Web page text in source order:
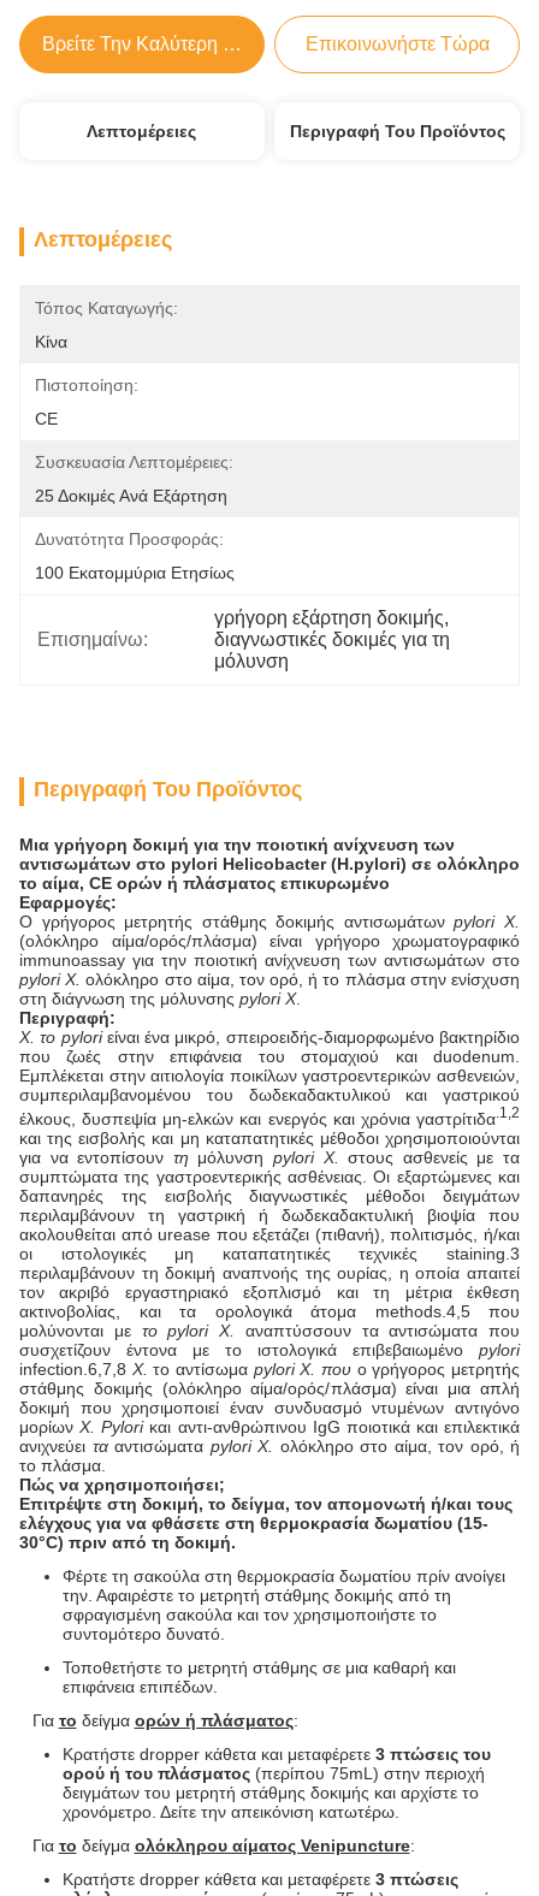
Βρείτε Την Καλύτερη Τιμή Επικοινωνήστε Τώρα
Λεπτομέρειες Περιγραφή Του Προϊόντος
Λεπτομέρειες
Τόπος Καταγωγής:
Κίνα
Πιστοποίηση:
CE
Συσκευασία Λεπτομέρειες:
25 Δοκιμές Ανά Εξάρτηση
Δυνατότητα Προσφοράς:
100 Εκατομμύρια Ετησίως
Επισημαίνω:
γρήγορη εξάρτηση δοκιμής,
διαγνωστικές δοκιμές για τη
μόλυνση
Περιγραφή Του Προϊόντος
Μια γρήγορη δοκιμή για την ποιοτική ανίχνευση των
αντισωμάτων στο pylori Helicobacter (H.pylori) σε ολόκληρο
το αίμα, CE ορών ή πλάσματος επικυρωμένο
Εφαρμογές:
Ο γρήγορος μετρητής στάθμης δοκιμής αντισωμάτωνpylori Χ.
(ολόκληρο αίμα/ορός/πλάσμα) είναι γρήγορο χρωματογραφικό
immunoassay για την ποιοτική ανίχνευση των αντισωμάτων στο
pylori Χ. ολόκληρο στο αίμα, τον ορό, ή το πλάσμα στην ενίσχυση
στη διάγνωση της μόλυνσης pylori Χ.
Περιγραφή:
Χ. το pyloriείναι ένα μικρό, σπειροειδής-διαμορφωμένο βακτηρίδιο
που ζωές στην επιφάνεια του στομαχιού και duodenum.
Εμπλέκεται στην αιτιολογία ποικίλων γαστροεντερικών ασθενειών,
συμπεριλαμβανομένου του δωδεκαδακτυλικού και γαστρικού
έλκους, δυσπεψία μη-ελκών και ενεργός και χρόνια γαστρίτιδα .1,2
και της εισβολής και μη καταπατητικές μέθοδοι χρησιμοποιούνται
για να εντοπίσουν τη μόλυνσηpylori Χ.
στους ασθενείς με τα
συμπτώματα της γαστροεντερικής ασθένειας. Οι εξαρτώμενες και
δαπανηρές της εισβολής διαγνωστικές μέθοδοι δειγμάτων
περιλαμβάνουν τη γαστρική ή δωδεκαδακτυλική βιοψία που
ακολουθείται από urease που εξετάζει (πιθανή), πολιτισμός, ή/και
οι ιστολογικές μη καταπατητικές τεχνικές staining.3
περιλαμβάνουν τη δοκιμή αναπνοής της ουρίας, η οποία απαιτεί
τον ακριβό εργαστηριακό εξοπλισμό και τη μέτρια έκθεση
ακτινοβολίας, και τα ορολογικά άτομα methods.4,5 που
μολύνονται με το pylori Χ.
αναπτύσσουν τα αντισώματα που
συσχετίζουν έντονα με το ιστολογικά επιβεβαιωμένο pylori
infection.6,7,8 Χ. το αντίσωμα pylori Χ. που ο γρήγορος μετρητής
στάθμης δοκιμής (ολόκληρο αίμα/ορός/πλάσμα) είναι μια απλή
δοκιμή που χρησιμοποιεί έναν συνδυασμό ντυμένων αντιγόνο
μορίων Χ. Pyloriκαι αντι-ανθρώπινου IgG ποιοτικά και επιλεκτικά
ανιχνεύει τααντισώματα pylori Χ. ολόκληρο στο αίμα, τον ορό, ή
το πλάσμα.
Πώς να χρησιμοποιήσει;
Επιτρέψτε στη δοκιμή, το δείγμα, τον απομονωτή ή/και τους
ελέγχους για να φθάσετε στη θερμοκρασία δωματίου (15-
30°C) πριν από τη δοκιμή.
Φέρτε τη σακούλα στη θερμοκρασία δωματίου πρίν ανοίγει
την. Αφαιρέστε το μετρητή στάθμης δοκιμής από τη
σφραγισμένη σακούλα και τον χρησιμοποιήστε το
συντομότερο δυνατό.
Τοποθετήστε το μετρητή στάθμης σε μια καθαρή και
επιφάνεια επιπέδων.
Για το δείγμα ορών ή πλάσματος:
Κρατήστε dropper κάθετα και μεταφέρετε 3 πτώσεις του
ορού ή του πλάσματος (περίπου 75mL) στην περιοχή
δειγμάτων του μετρητή στάθμης δοκιμής και αρχίστε το
χρονόμετρο. Δείτε την απεικόνιση κατωτέρω.
Για το δείγμα ολόκληρου αίματος Venipuncture:
Κρατήστε dropper κάθετα και μεταφέρετε 3 πτώσεις